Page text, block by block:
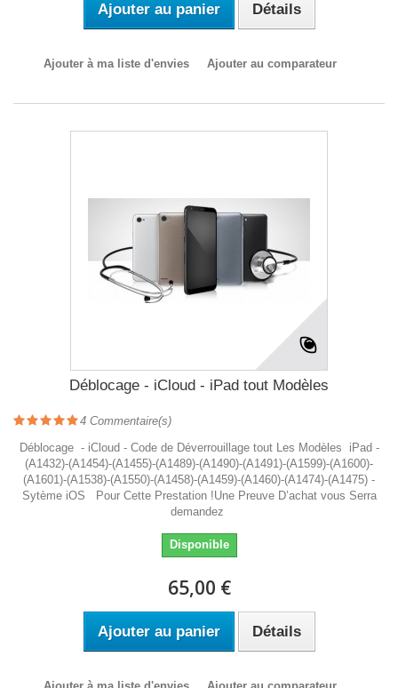
Ajouter au panier Détails
Ajouter à ma liste d'envies Ajouter au comparateur
Déblocage - iCloud - iPad tout Modèles
4 Commentaire(s)
Déblocage - iCloud - Code de Déverrouillage tout Les Modèles iPad -
(A1432)-(A1454)-(A1455)-(A1489)-(A1490)-(A1491)-(A1599)-(A1600)-
(A1601)-(A1538)-(A1550)-(A1458)-(A1459)-(A1460)-(A1474)-(A1475) -
Sytème iOS Pour Cette Prestation !Une Preuve D’achat vous Serra
demandez
Disponible
65,00 €
Ajouter au panier Détails